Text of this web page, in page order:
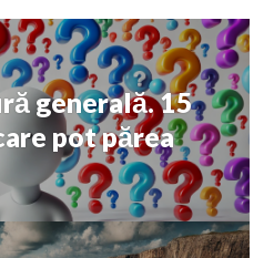
generală. 15
pot părea